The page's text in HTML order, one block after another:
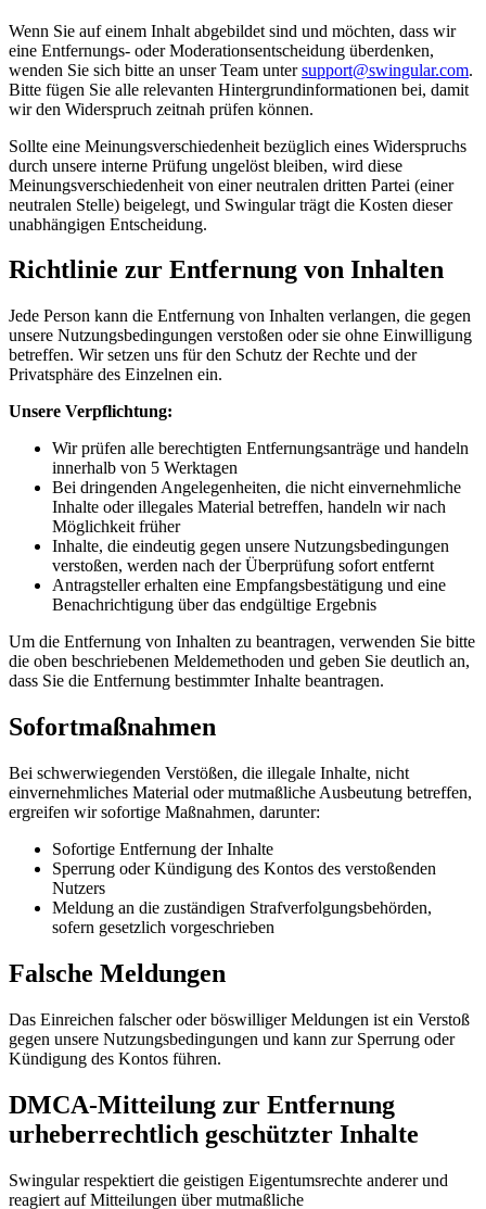
Wenn Sie auf einem Inhalt abgebildet sind und möchten, dass wir
eine Entfernungs- oder Moderationsentscheidung überdenken,
wenden Sie sich bitte an unser Team unter support@swingular.com.
Bitte fügen Sie alle relevanten Hintergrundinformationen bei, damit
wir den Widerspruch zeitnah prüfen können.
Sollte eine Meinungsverschiedenheit bezüglich eines Widerspruchs
durch unsere interne Prüfung ungelöst bleiben, wird diese
Meinungsverschiedenheit von einer neutralen dritten Partei (einer
neutralen Stelle) beigelegt, und Swingular trägt die Kosten dieser
unabhängigen Entscheidung.
Richtlinie zur Entfernung von Inhalten
Jede Person kann die Entfernung von Inhalten verlangen, die gegen
unsere Nutzungsbedingungen verstoßen oder sie ohne Einwilligung
betreffen. Wir setzen uns für den Schutz der Rechte und der
Privatsphäre des Einzelnen ein.
Unsere Verpflichtung:
Wir prüfen alle berechtigten Entfernungsanträge und handeln
innerhalb von 5 Werktagen
Bei dringenden Angelegenheiten, die nicht einvernehmliche
Inhalte oder illegales Material betreffen, handeln wir nach
Möglichkeit früher
Inhalte, die eindeutig gegen unsere Nutzungsbedingungen
verstoßen, werden nach der Überprüfung sofort entfernt
Antragsteller erhalten eine Empfangsbestätigung und eine
Benachrichtigung über das endgültige Ergebnis
Um die Entfernung von Inhalten zu beantragen, verwenden Sie bitte
die oben beschriebenen Meldemethoden und geben Sie deutlich an,
dass Sie die Entfernung bestimmter Inhalte beantragen.
Sofortmaßnahmen
Bei schwerwiegenden Verstößen, die illegale Inhalte, nicht
einvernehmliches Material oder mutmaßliche Ausbeutung betreffen,
ergreifen wir sofortige Maßnahmen, darunter:
Sofortige Entfernung der Inhalte
Sperrung oder Kündigung des Kontos des verstoßenden
Nutzers
Meldung an die zuständigen Strafverfolgungsbehörden,
sofern gesetzlich vorgeschrieben
Falsche Meldungen
Das Einreichen falscher oder böswilliger Meldungen ist ein Verstoß
gegen unsere Nutzungsbedingungen und kann zur Sperrung oder
Kündigung des Kontos führen.
DMCA-Mitteilung zur Entfernung
urheberrechtlich geschützter Inhalte
Swingular respektiert die geistigen Eigentumsrechte anderer und
reagiert auf Mitteilungen über mutmaßliche